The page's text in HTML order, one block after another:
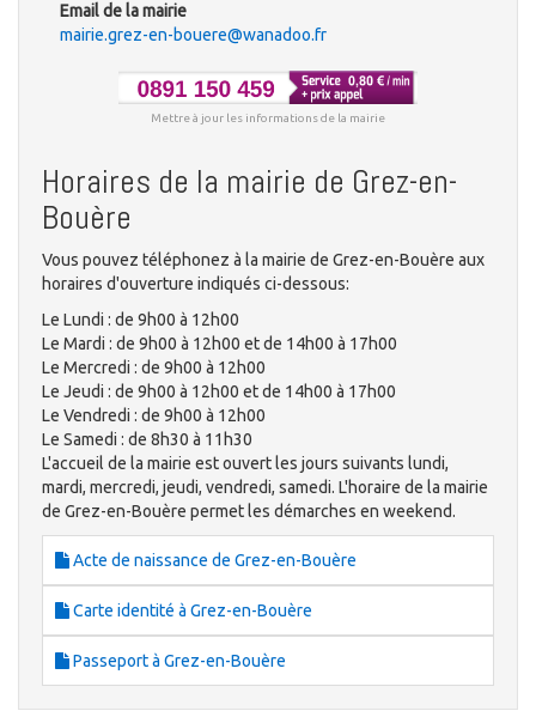
Email de la mairie
mairie.grez-en-bouere@wanadoo.fr
Mettre à jour les informations de la mairie
Horaires de la mairie de Grez-en-
Bouère
Vous pouvez téléphonez à la mairie de Grez-en-Bouère aux
horaires d'ouverture indiqués ci-dessous:
Le Lundi : de 9h00 à 12h00
Le Mardi : de 9h00 à 12h00 et de 14h00 à 17h00
Le Mercredi : de 9h00 à 12h00
Le Jeudi : de 9h00 à 12h00 et de 14h00 à 17h00
Le Vendredi : de 9h00 à 12h00
Le Samedi : de 8h30 à 11h30
L'accueil de la mairie est ouvert les jours suivants lundi,
mardi, mercredi, jeudi, vendredi, samedi. L'horaire de la mairie
de Grez-en-Bouère permet les démarches en weekend.
Acte de naissance de Grez-en-Bouère
Carte identité à Grez-en-Bouère
Passeport à Grez-en-Bouère